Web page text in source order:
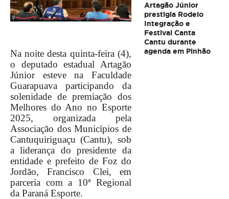
Na noite desta quinta-feira (4),
o deputado estadual Artagão
Júnior esteve na Faculdade
Guarapuava participando da
solenidade de premiação dos
Melhores do Ano no Esporte
2025, organizada pela
Associação dos Municípios de
Cantuquiriguaçu (Cantu), sob
a liderança do presidente da
entidade e prefeito de Foz do
Jordão, Francisco Clei, em
parceria com a 10ª Regional
da Paraná Esporte.
Artagão Júnior
prestigia Rodeio
Integração e
Festival Canta
Cantu durante
agenda em Pinhão